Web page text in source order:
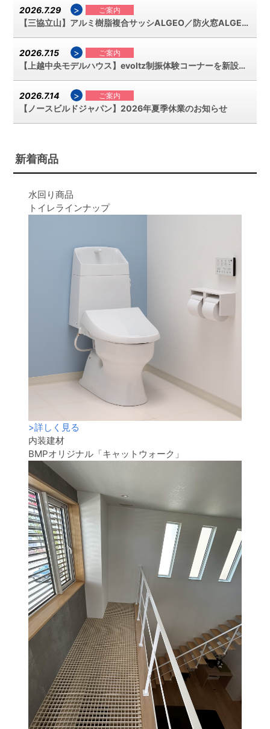
2026.7.29 > ご案内
【三協立山】アルミ樹脂複合サッシALGEO／防火窓ALGEO廃止のご案内
2026.7.15 > ご案内
【上越中央モデルハウス】evoltz制振体験コーナーを新設しました
2026.7.14 > ご案内
【ノースビルドジャパン】2026年夏季休業のお知らせ
新着商品
水回り商品
トイレラインナップ
>詳しく見る
内装建材
BMPオリジナル「キャットウォーク」